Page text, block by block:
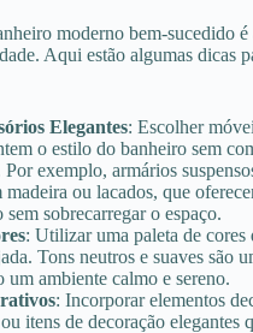
moderno bem-sucedido é
Aqui estão algumas dicas
Elegantes: Escolher
o estilo do banheiro sem
exemplo, armários
madeira ou lacados, que
sem sobrecarregar o espaço.
: Utilizar uma paleta de cores
Tons neutros e suaves são
um ambiente calmo e sereno.
: Incorporar elementos
itens de decoração elegantes